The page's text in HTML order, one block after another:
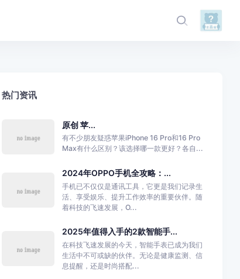
热门资讯
原创 苹...
有不少朋友疑惑苹果iPhone 16 Pro和16 Pro
Max有什么区别？该选择哪一款更好？各自...
2024年OPPO手机全攻略：...
手机已不仅仅是通讯工具，它更是我们记录生
活、享受娱乐、提升工作效率的重要伙伴。随
着科技的飞速发展，O...
2025年值得入手的2款智能手...
在科技飞速发展的今天，智能手表已成为我们
生活中不可或缺的伙伴。无论是健康监测、信
息提醒，还是时尚搭配...